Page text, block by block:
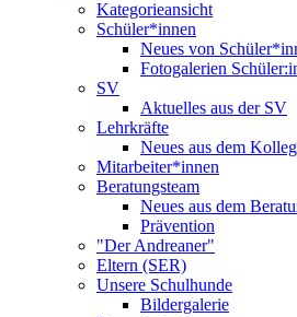
Kategorieansicht
Schüler*innen
Neues von
Fotogalerien
SV
Aktuelles aus der SV
Lehrkräfte
Neues aus dem
Mitarbeiter*innen
Beratungsteam
Neues aus dem
Prävention
"Der Andreaner"
Eltern (SER)
Unsere Schulhunde
Bildergalerie